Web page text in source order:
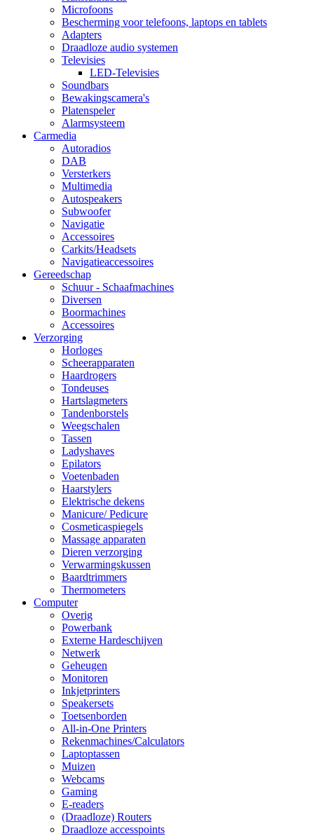
Microfoons
Bescherming voor telefoons, laptops en tablets
Adapters
Draadloze audio systemen
Televisies
LED-Televisies
Soundbars
Bewakingscamera's
Platenspeler
Alarmsysteem
Carmedia
Autoradios
DAB
Versterkers
Multimedia
Autospeakers
Subwoofer
Navigatie
Accessoires
Carkits/Headsets
Navigatieaccessoires
Gereedschap
Schuur - Schaafmachines
Diversen
Boormachines
Accessoires
Verzorging
Horloges
Scheerapparaten
Haardrogers
Tondeuses
Hartslagmeters
Tandenborstels
Weegschalen
Tassen
Ladyshaves
Epilators
Voetenbaden
Haarstylers
Elektrische dekens
Manicure/ Pedicure
Cosmeticaspiegels
Massage apparaten
Dieren verzorging
Verwarmingskussen
Baardtrimmers
Thermometers
Computer
Overig
Powerbank
Externe Hardeschijven
Netwerk
Geheugen
Monitoren
Inkjetprinters
Speakersets
Toetsenborden
All-in-One Printers
Rekenmachines/Calculators
Laptoptassen
Muizen
Webcams
Gaming
E-readers
(Draadloze) Routers
Draadloze accesspoints